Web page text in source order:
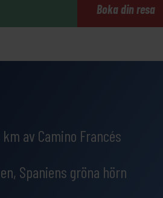
Boka din resa
av Camino Francés
Spaniens gröna hörn